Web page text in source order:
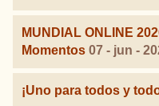
MUNDIAL ONLINE
Momentos 07 - jun -
¡Uno para todos y